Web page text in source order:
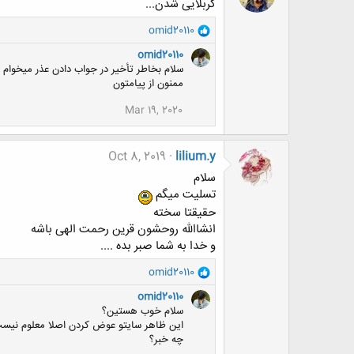
کربلایی شدن...
و
ک
:
omid20110
omid20110
سلام بخاطر تأخیر در جواب دادن عذر میخوام
ممنون از پیامتون
Mar 19, 2020
lilium.y
Oct 8, 2019
سلام
تسلیت میگم
حقیقتا سخته
انشاالله روحشون قرین رحمت الهی باشه
و خدا به شما صبر بده ....
و
ک
ش
omid20110
omid20110
سلام خوب هستین؟
این ظاهر سایتو عوض کردن اصلا معلوم
چه خبر؟